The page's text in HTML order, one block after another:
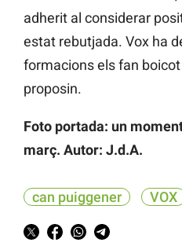
adherit al considerar
estat rebutjada. Vox ha
formacions els fan
proposin.
Foto portada: un
març. Autor: J.d.A.
can puiggener VOX